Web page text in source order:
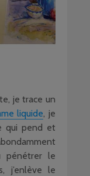
je trace un
liquide, je
qui pend et
pénétrer le
j’enlève le